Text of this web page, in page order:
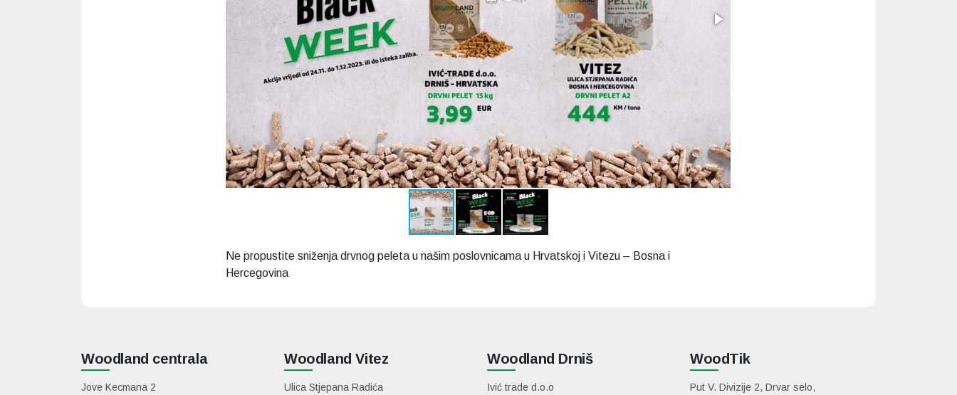
Ne propustite sniženja drvnog peleta u našim poslovnicama u Hrvatskoj i Vitezu – Bosna i
Hercegovina
Woodland centrala
Jove Kecmana 2
Woodland Vitez
Ulica Stjepana Radića
Woodland Drniš
Ivić trade d.o.o
WoodTik
Put V. Divizije 2, Drvar selo,